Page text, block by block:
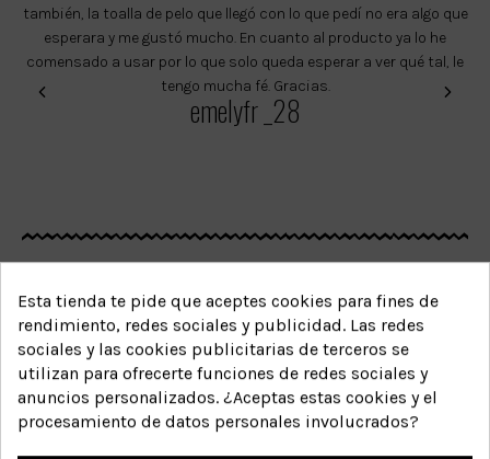
emelyfr _28
también, la toalla de pelo que llegó con lo que pedí no era algo que
esperara y me gustó mucho. En cuanto al producto ya lo he
comensado a usar por lo que solo queda esperar a ver qué tal, le
tengo mucha fé. Gracias.
Productos relacionados
Completa tu rutina capilar para
Esta tienda te pide que aceptes cookies para fines de
rendimiento, redes sociales y publicidad. Las redes
sociales y las cookies publicitarias de terceros se
utilizan para ofrecerte funciones de redes sociales y
anuncios personalizados. ¿Aceptas estas cookies y el
procesamiento de datos personales involucrados?